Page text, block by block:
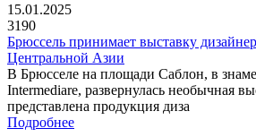
15.01.2025
3190
Брюссель принимает выставку
Центральной Азии
В Брюсселе на площади Саблон, в
Intermediare, развернулась необычная
представлена продукция диза
Подробнее